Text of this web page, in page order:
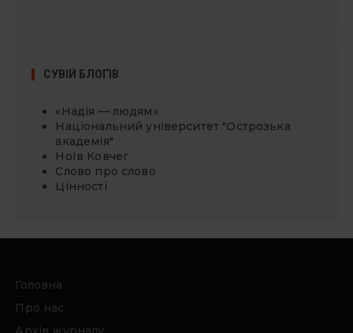
СУВІЙ БЛОҐІВ
«Надія — людям»
Національний університет "Острозька
академія"
Ноїв Ковчег
Слово про слово
Цінності
Головна
Про нас